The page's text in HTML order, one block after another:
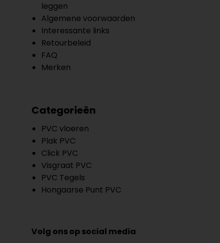
leggen
Algemene voorwaarden
Interessante links
Retourbeleid
FAQ
Merken
Categorieën
PVC vloeren
Plak PVC
Click PVC
Visgraat PVC
PVC Tegels
Hongaarse Punt PVC
Volg ons op social media